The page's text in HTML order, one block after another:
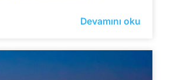
Devamını oku